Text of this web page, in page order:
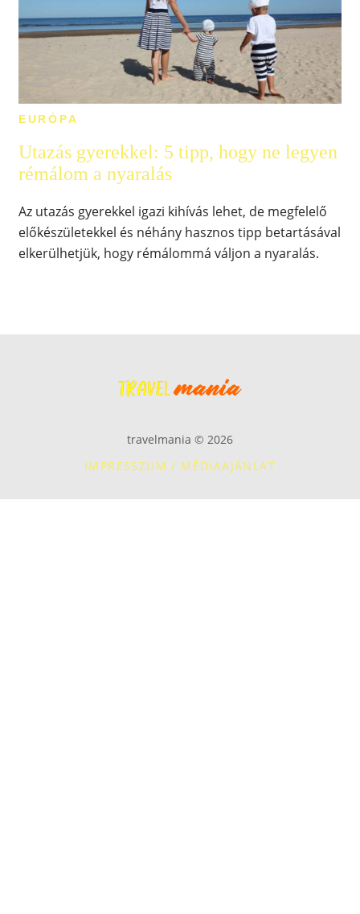
EURÓPA
Utazás gyerekkel: 5 tipp, hogy ne legyen
rémálom a nyaralás
Az utazás gyerekkel igazi kihívás lehet, de megfelelő
előkészületekkel és néhány hasznos tipp betartásával
elkerülhetjük, hogy rémálommá váljon a nyaralás.
travelmania © 2026
IMPRESSZUM / MÉDIAAJÁNLAT